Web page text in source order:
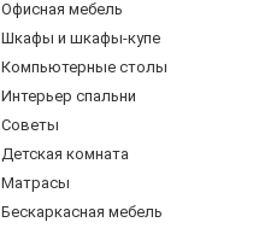
Офисная мебель
Шкафы и шкафы-купе
Компьютерные столы
Интерьер спальни
Советы
Детская комната
Матрасы
Бескаркасная мебель